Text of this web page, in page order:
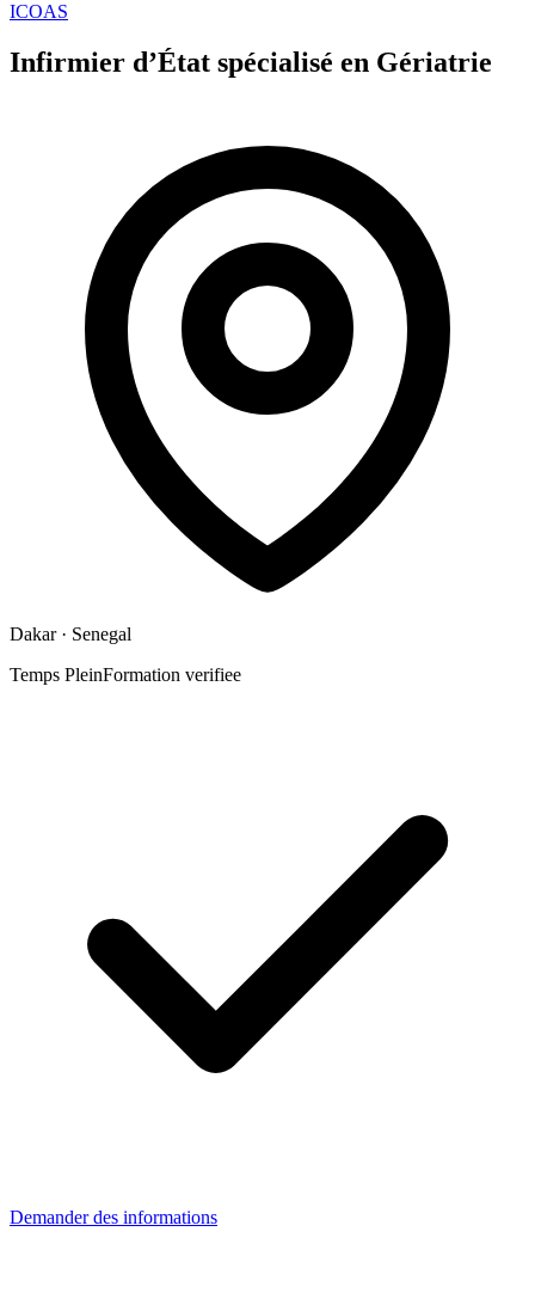
ICOAS
Infirmier d’État spécialisé en Gériatrie
Dakar· Senegal
Temps PleinFormation verifiee
Demander des informations